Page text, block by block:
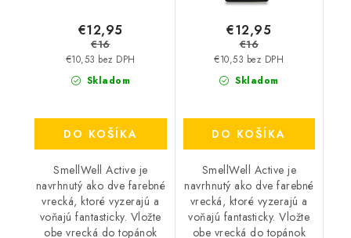
Skladom
€10,53 bez DPH
€12,95
€16
DO KOŠÍKA
SmellWell Active je
navrhnutý ako dve farebné
vrecká, ktoré vyzerajú a
voňajú fantasticky. Vložte
obe vrecká do topánok
Skladom
€10,53 bez DPH
€12,95
€16
DO KOŠÍKA
SmellWell Active je
navrhnutý ako dve farebné
vrecká, ktoré vyzerajú a
voňajú fantasticky. Vložte
obe vrecká do topánok